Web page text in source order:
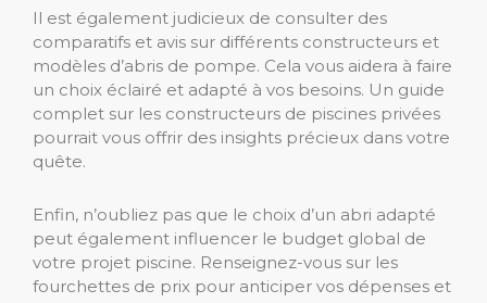
Il est également judicieux de consulter des
comparatifs et avis sur différents constructeurs et
modèles d’abris de pompe. Cela vous aidera à faire
un choix éclairé et adapté à vos besoins. Un guide
complet sur les constructeurs de piscines privées
pourrait vous offrir des insights précieux dans votre
quête.
Enfin, n’oubliez pas que le choix d’un abri adapté
peut également influencer le budget global de
votre projet piscine. Renseignez-vous sur les
fourchettes de prix pour anticiper vos dépenses et